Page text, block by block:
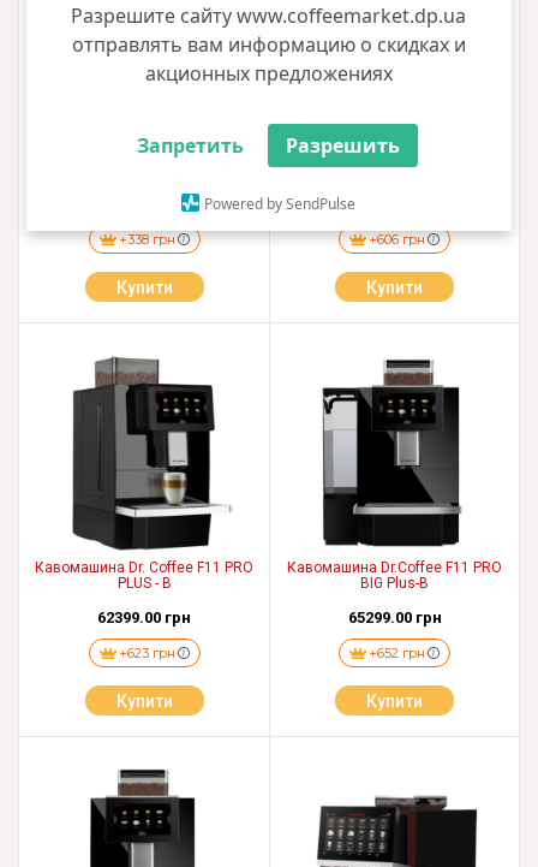
Разрешите сайту www.coffeemarket.dp.ua
отправлять вам информацию о скидках и
акционных предложениях
Запретить Разрешить
Powered by SendPulse
Платіжний термінал Ingenico
33800.00 грн
+338 грн
Купити
Кавомашина Dr. Coffee F11 PRO
BIG - B
60699.00 грн
+606 грн
Купити
Кавомашина Dr. Coffee F11 PRO
PLUS - B
62399.00 грн
+623 грн
Купити
Кавомашина Dr.Coffee F11 PRO
BIG Plus-B
65299.00 грн
+652 грн
Купити